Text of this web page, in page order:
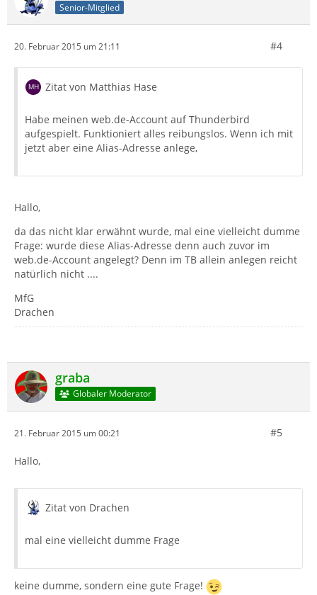
Senior-Mitglied
20. Februar 2015 um 21:11 #4
Zitat von Matthias Hase
Habe meinen web.de-Account auf Thunderbird
aufgespielt. Funktioniert alles reibungslos. Wenn ich mit
jetzt aber eine Alias-Adresse anlege,
Hallo,
da das nicht klar erwähnt wurde, mal eine vielleicht dumme
Frage: wurde diese Alias-Adresse denn auch zuvor im
web.de-Account angelegt? Denn im TB allein anlegen reicht
natürlich nicht ....
MfG
Drachen
graba
Globaler Moderator
21. Februar 2015 um 00:21 #5
Hallo,
Zitat von Drachen
mal eine vielleicht dumme Frage
keine dumme, sondern eine gute Frage!